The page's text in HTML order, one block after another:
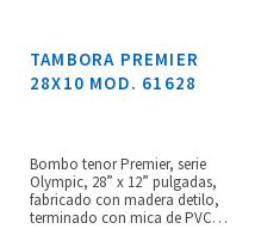
TAMBORA PREMIER
28X10 MOD. 61628
Bombo tenor Premier, serie
Olympic, 28” x 12” pulgadas,
fabricado con madera detilo,
terminado con mica de PVC